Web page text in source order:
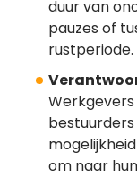
duur van
pauzes of
rustperiode.
om naar